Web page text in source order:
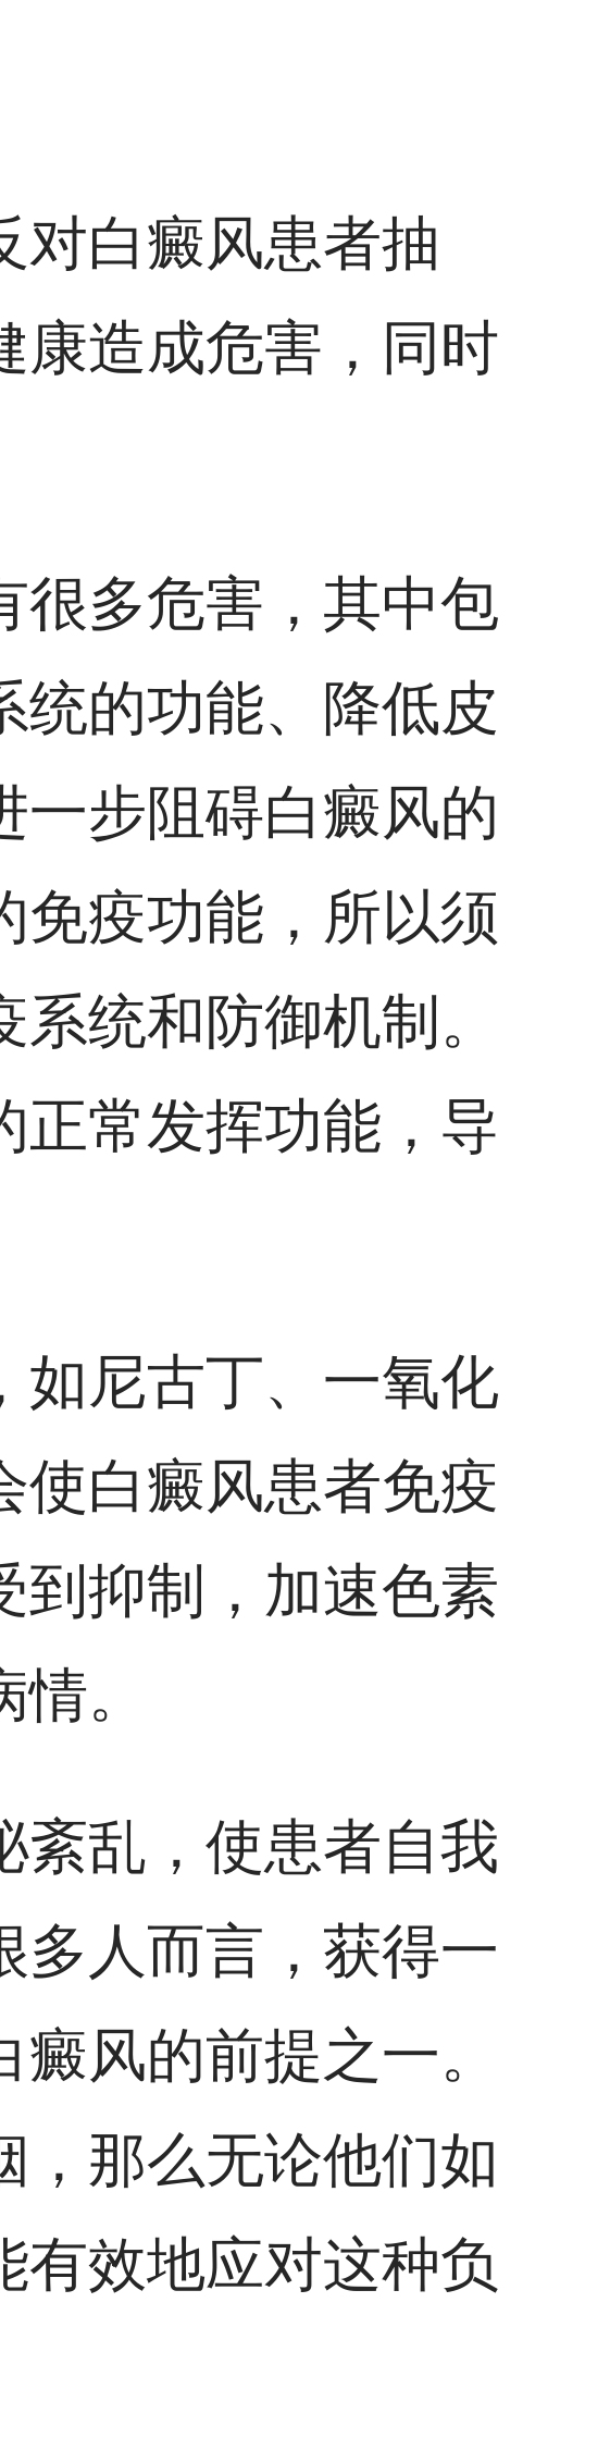
对白癜风患者抽
康造成危害，同时
很多危害，其中包
统的功能、降低皮
一步阻碍白癜风的
免疫功能，所以须
统和防御机制。
正常发挥功能，导
如尼古丁、一氧化
使白癜风患者免疫
到抑制，加速色素
。
紊乱，使患者自我
多人而言，获得一
风的前提之一。
，那么无论他们如
有效地应对这种负